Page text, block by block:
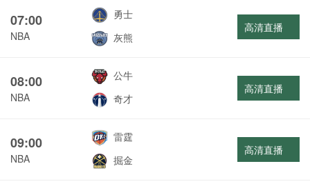
07:00
NBA
勇士
灰熊
高清直播
08:00
NBA
公牛
奇才
高清直播
09:00
NBA
雷霆
掘金
高清直播